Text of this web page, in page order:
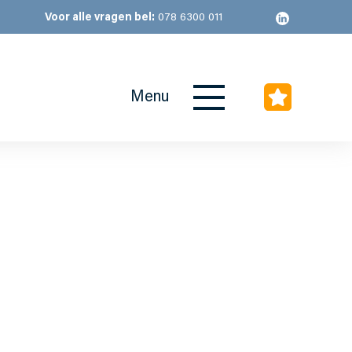
Voor alle vragen bel: 078 6300 011
Menu